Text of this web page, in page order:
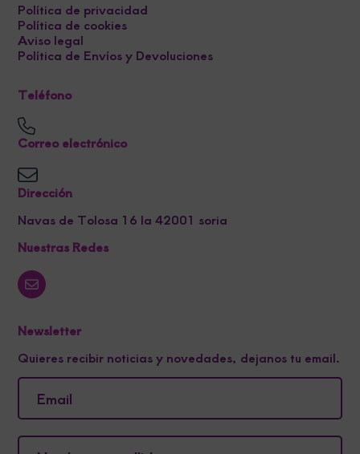
Política de privacidad
Política de cookies
Aviso legal
Política de Envíos y Devoluciones
Teléfono
Correo electrónico
Dirección
Navas de Tolosa 16 la 42001 soria
Nuestras Redes
Newsletter
Quieres recibir noticias y novedades, dejanos tu email.